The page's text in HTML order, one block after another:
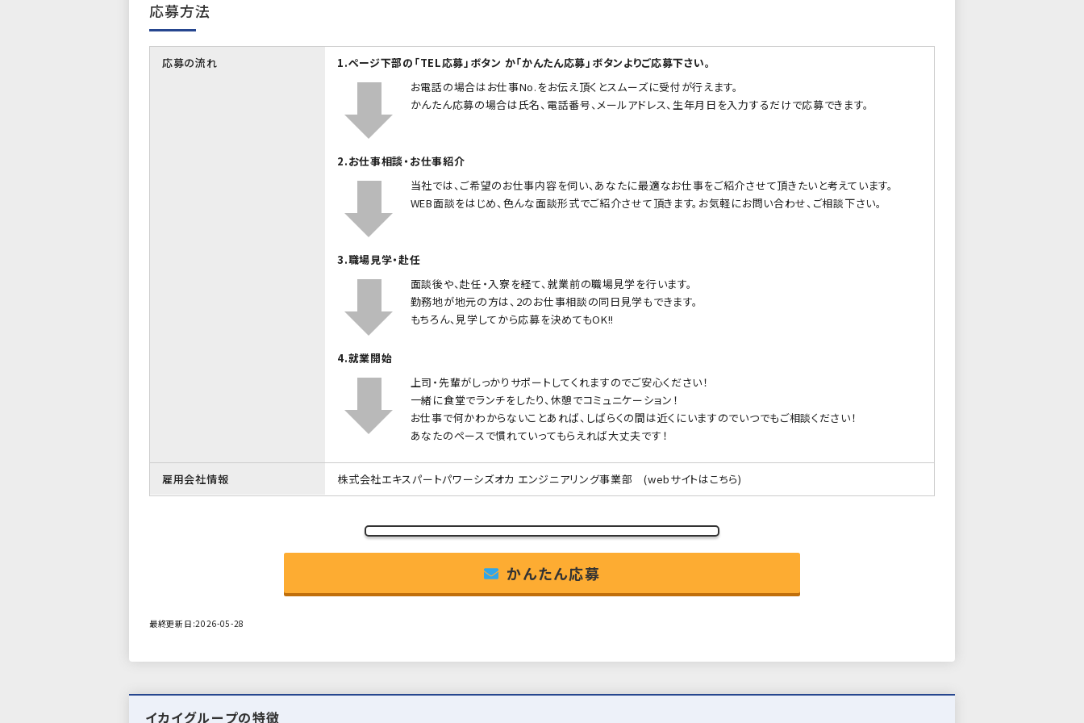
応募方法
応募の流れ
1.ページ下部の「TEL応募」ボタン か「かんたん応募」ボタンよりご応募下さい。
お電話の場合はお仕事No.をお伝え頂くとスムーズに受付が行えます。
かんたん応募の場合は氏名、電話番号、メールアドレス、生年月日を入力するだけで応募できます。
2.お仕事相談・お仕事紹介
当社では、ご希望のお仕事内容を伺い、あなたに最適なお仕事をご紹介させて頂きたいと考えています。
WEB面談をはじめ、色んな面談形式でご紹介させて頂きます。お気軽にお問い合わせ、ご相談下さい。
3.職場見学・赴任
面談後や、赴任・入寮を経て、就業前の職場見学を行います。
勤務地が地元の方は、2のお仕事相談の同日見学もできます。
もちろん、見学してから応募を決めてもOK!!
4.就業開始
上司・先輩がしっかりサポートしてくれますのでご安心ください！
一緒に食堂でランチをしたり、休憩でコミュニケーション！
お仕事で何かわからないことあれば、しばらくの間は近くにいますのでいつでもご相談ください！
あなたのペースで慣れていってもらえれば大丈夫です！
雇用会社情報 株式会社エキスパートパワーシズオカ エンジニアリング事業部(webサイトはこちら)
かんたん応募
最終更新日:2026-05-28
イカイグループの特徴